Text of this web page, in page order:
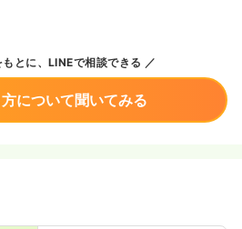
とに、LINEで相談できる
について聞いてみる